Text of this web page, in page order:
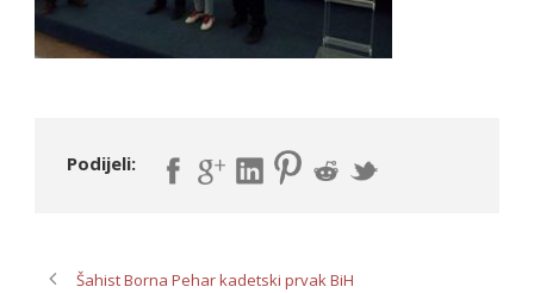
Podijeli:
Šahist Borna Pehar kadetski prvak BiH